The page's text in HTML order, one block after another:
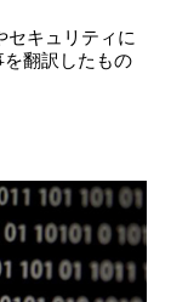
セキュリティに
翻訳したもの